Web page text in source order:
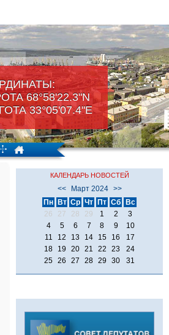
68°58'22.3"N
33°05'07.4"Е
КАЛЕНДАРЬ НОВОСТЕЙ
<< Март 2024
>>
Пн
Вт Ср Чт Пт Сб
Вс
26
27 28 29 1 2
3
4
5 6 7 8 9
10
11
12 13 14 15 16
17
18
19 20 21 22 23
24
25 26 27 28 29 30 31